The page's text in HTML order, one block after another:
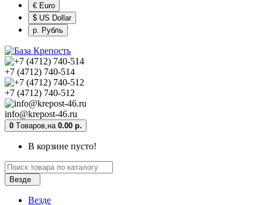
€ Euro
$ US Dollar
р. Рубль
+7 (4712) 740-514
+7 (4712) 740-512
info@krepost-46.ru
0 Tоваров, на 0.00 р.
В корзине пусто!
Везде
Везде